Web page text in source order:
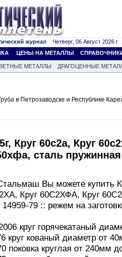
журнал Четверг, 06 Август 2026 г.
ЦЕНЫ НА МЕТАЛЛЫ
МЕТАЛЛЫ
ДРАГОЦЕННЫЕ
в Петрозаводске и Республике
Круг 60с2а, Круг
сталь
Вы можете купить
Круг 60С2ХФА, Круг
79 :: режем на
круг горячекатаный
круг кованый диаметр от
поковка круглая от 240мм